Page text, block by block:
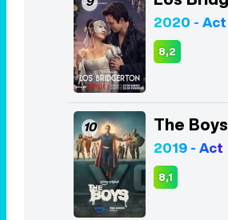
10 The Boys
2019 - Act
8,1
Listas